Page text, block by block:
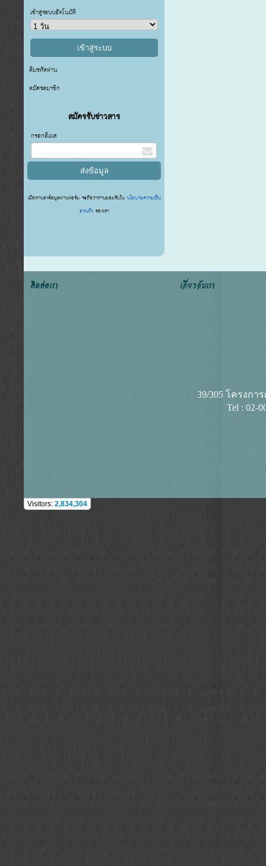
เข้าสู่ระบบอัตโนมัติ
ลืมรหัสผ่าน
สมัครสมาชิก
สมัครรับข่าวสาร
กรอกอีเมล
เมื่อท่านส่งข้อมูลผ่านฟอร์ม จะถือว่าท่านยอมรับในนโยบายความเป็น
ส่วนตัว ของเรา
ติดต่อเรา เกี่ยวกับเรา
39/305 โครงก
Tel : 02-
Visitors: 2,834,304